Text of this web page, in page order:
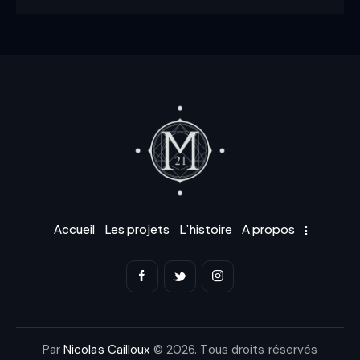
Accueil Les projets L’histoire A propos
Par Nicolas Cailloux © 2026. Tous droits réservés